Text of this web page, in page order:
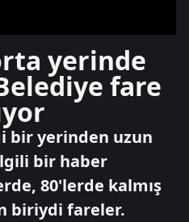
yerinde
fare
bir yerinden uzun
bir haber
80'lerde kalmış
biriydi fareler.